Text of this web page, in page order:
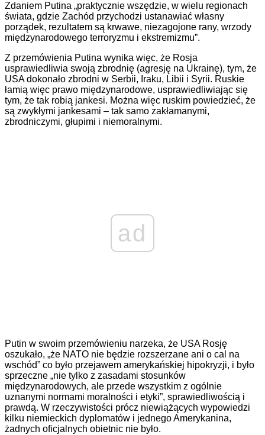
Zdaniem Putina „praktycznie wszędzie, w wielu regionach
świata, gdzie Zachód przychodzi ustanawiać własny
porządek, rezultatem są krwawe, niezagojone rany, wrzody
międzynarodowego terroryzmu i ekstremizmu”.
Z przemówienia Putina wynika więc, że Rosja
usprawiedliwia swoją zbrodnię (agresję na Ukrainę), tym, że
USA dokonało zbrodni w Serbii, Iraku, Libii i Syrii. Ruskie
łamią więc prawo międzynarodowe, usprawiedliwiając się
tym, że tak robią jankesi. Można więc ruskim powiedzieć, że
są zwykłymi jankesami – tak samo zakłamanymi,
zbrodniczymi, głupimi i niemoralnymi.
ad
Putin w swoim przemówieniu narzeka, że USA Rosję
oszukało, „że NATO nie będzie rozszerzane ani o cal na
wschód” co było przejawem amerykańskiej hipokryzji, i było
sprzeczne „nie tylko z zasadami stosunków
międzynarodowych, ale przede wszystkim z ogólnie
uznanymi normami moralności i etyki”, sprawiedliwością i
prawdą. W rzeczywistości prócz niewiążących wypowiedzi
kilku niemieckich dyplomatów i jednego Amerykanina,
żadnych oficjalnych obietnic nie było.